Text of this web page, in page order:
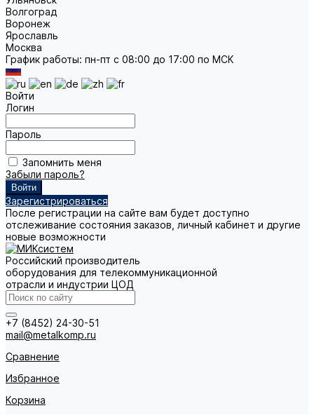
Волгоград
Воронеж
Ярославль
Москва
График работы: пн-пт с 08:00 до 17:00 по МСК
Войти
Логин
Пароль
Запомнить меня
Забыли пароль?
Зарегистрироваться
После регистрации на сайте вам будет доступно
отслеживание состояния заказов, личный кабинет и другие
новые возможности
Российский производитель
оборудования для телекоммуникационной
отрасли и индустрии ЦОД
+7 (8452) 24-30-51
mail@metalkomp.ru
Сравнение
Избранное
Корзина